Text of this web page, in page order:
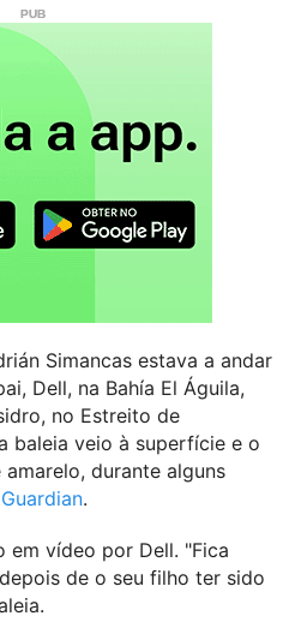
Simancas estava a andar
Dell, na Bahía El Águila,
no Estreito de
baleia veio à superfície e o
durante alguns
.
em vídeo por Dell. "Fica
de o seu filho ter sido